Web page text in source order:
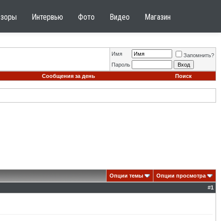
Интервью Фото Видео Магазин
Имя
Запомнить?
Пароль
Сообщения за день
Поиск
Опции темы
Опции просмотра
#1